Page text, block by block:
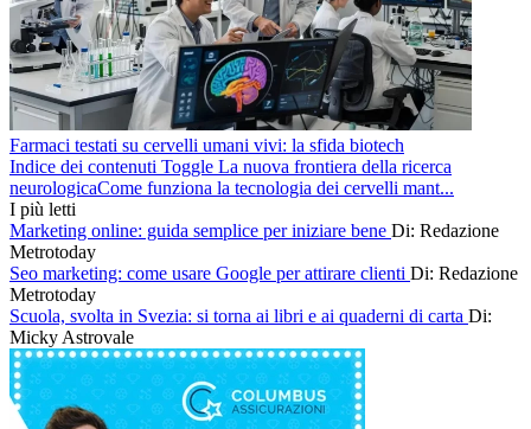
Farmaci testati su cervelli umani vivi: la sfida biotech
Indice dei contenuti Toggle La nuova frontiera della ricerca
neurologicaCome funziona la tecnologia dei cervelli mant...
I più letti
Marketing online: guida semplice per iniziare bene Di: Redazione
Metrotoday
Seo marketing: come usare Google per attirare clienti Di: Redazione
Metrotoday
Scuola, svolta in Svezia: si torna ai libri e ai quaderni di carta Di:
Micky Astrovale